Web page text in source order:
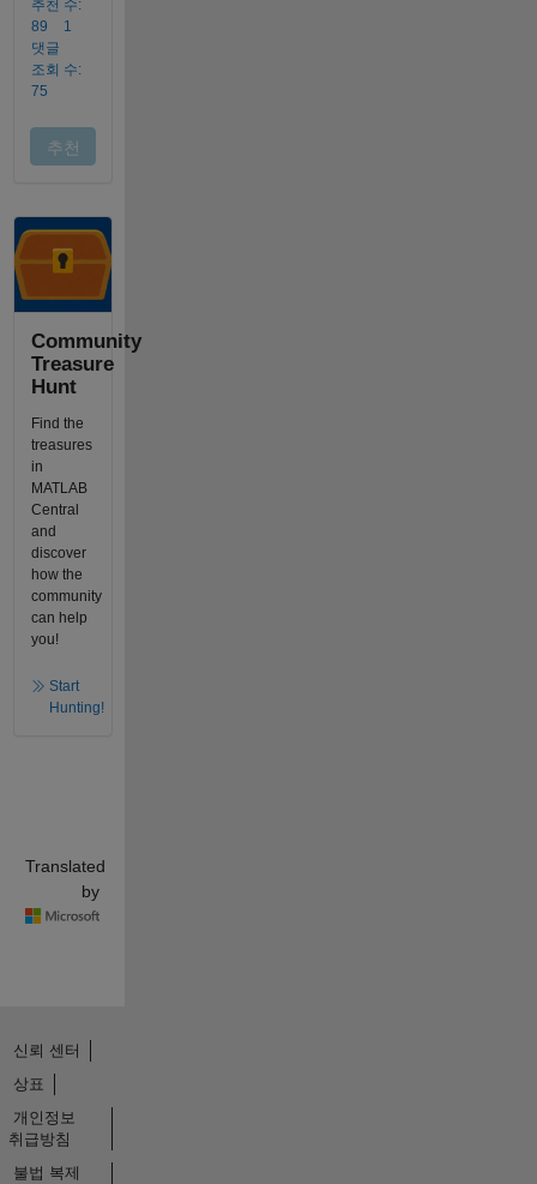
Community
Treasure
Hunt
Find the
treasures
in
MATLAB
Central
and
discover
how the
community
can help
you!
Start
Hunting!
Translated
by
신뢰 센터
상표
개인정보
취급방침
불법 복제